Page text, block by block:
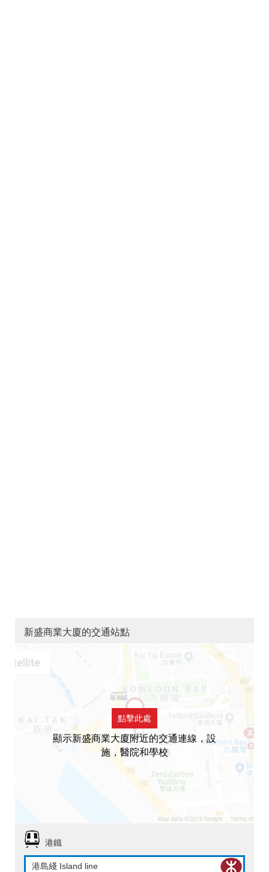
新盛商業大廈的交通站點
點擊此處
顯示新盛商業大廈附近的交通連線，設
施，醫院和學校
港鐵
港島綫 Island line